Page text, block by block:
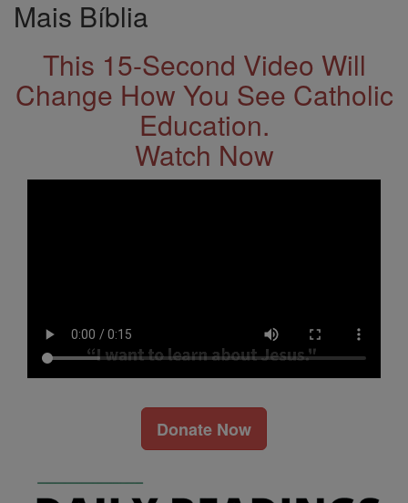
Mais Bíblia
This 15-Second Video Will
Change How You See Catholic
Education.
Watch Now
Donate Now